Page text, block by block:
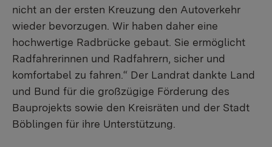
nicht an der ersten Kreuzung den Autoverkehr
wieder bevorzugen. Wir haben daher eine
hochwertige Radbrücke gebaut. Sie ermöglicht
Radfahrerinnen und Radfahrern, sicher und
komfortabel zu fahren.“ Der Landrat dankte Land
und Bund für die großzügige Förderung des
Bauprojekts sowie den Kreisräten und der Stadt
Böblingen für ihre Unterstützung.